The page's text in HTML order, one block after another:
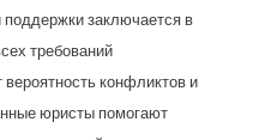
заключается в
требований
конфликтов и
юристы помогают